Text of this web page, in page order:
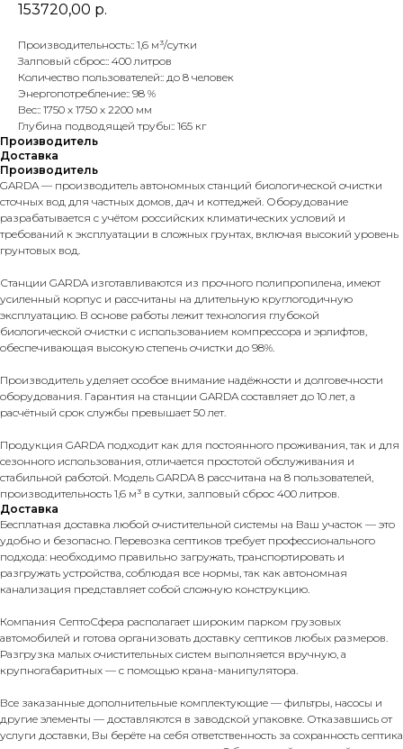
153720,00 р.
Производительность:: 1,6 м³/сутки
Залповый сброс:: 400 литров
Количество пользователей:: до 8 человек
Энергопотребление:: 98 %
Вес:: 1750 х 1750 х 2200 мм
Глубина подводящей трубы:: 165 кг
Производитель
Доставка
Производитель
GARDA — производитель автономных станций биологической очистки
сточных вод для частных домов, дач и коттеджей. Оборудование
разрабатывается с учётом российских климатических условий и
требований к эксплуатации в сложных грунтах, включая высокий уровень
грунтовых вод.
Станции GARDA изготавливаются из прочного полипропилена, имеют
усиленный корпус и рассчитаны на длительную круглогодичную
эксплуатацию. В основе работы лежит технология глубокой
биологической очистки с использованием компрессора и эрлифтов,
обеспечивающая высокую степень очистки до 98%.
Производитель уделяет особое внимание надёжности и долговечности
оборудования. Гарантия на станции GARDA составляет до 10 лет, а
расчётный срок службы превышает 50 лет.
Продукция GARDA подходит как для постоянного проживания, так и для
сезонного использования, отличается простотой обслуживания и
стабильной работой. Модель GARDA 8 рассчитана на 8 пользователей,
производительность 1,6 м³ в сутки, залповый сброс 400 литров.
Доставка
Бесплатная доставка любой очистительной системы на Ваш участок — это
удобно и безопасно. Перевозка септиков требует профессионального
подхода: необходимо правильно загружать, транспортировать и
разгружать устройства, соблюдая все нормы, так как автономная
канализация представляет собой сложную конструкцию.
Компания СептоСфера располагает широким парком грузовых
автомобилей и готова организовать доставку септиков любых размеров.
Разгрузка малых очистительных систем выполняется вручную, а
крупногабаритных — с помощью крана-манипулятора.
Все заказанные дополнительные комплектующие — фильтры, насосы и
другие элементы — доставляются в заводской упаковке. Отказавшись от
услуги доставки, Вы берёте на себя ответственность за сохранность септика